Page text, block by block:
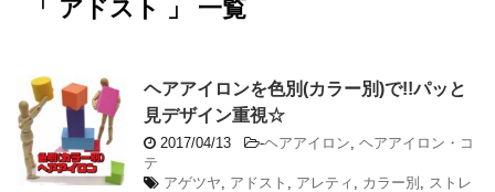
「 アドスト 」 一覧
ヘアアイロンを色別(カラー別)で!!パッと
見デザイン重視☆
2017/04/13 -ヘアアイロン ヘアアイロン・コ
テ
アゲツヤ
アドスト アレティ カラー別
ストレ